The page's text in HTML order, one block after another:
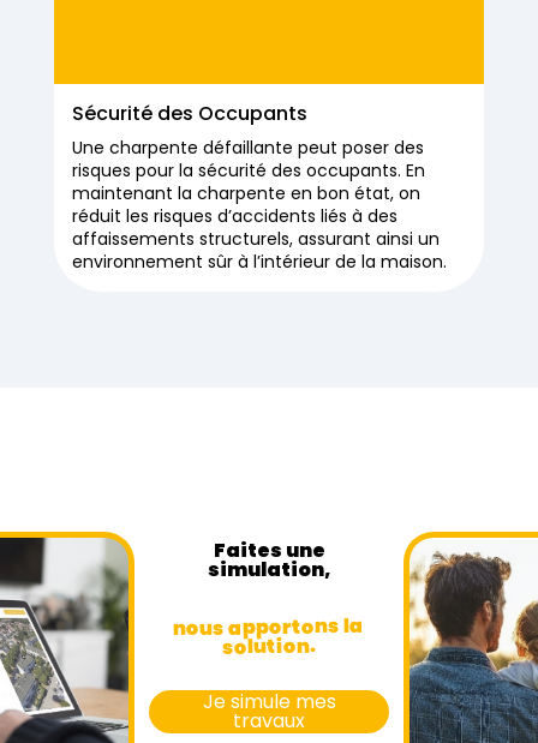
Sécurité des Occupants
Une charpente défaillante peut poser des
risques pour la sécurité des occupants. En
maintenant la charpente en bon état, on
réduit les risques d’accidents liés à des
affaissements structurels, assurant ainsi un
environnement sûr à l’intérieur de la maison.
Faites une
simulation,
nous apportons la
solution.
Je simule mes
travaux